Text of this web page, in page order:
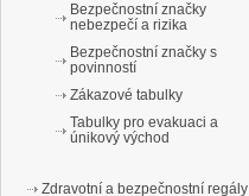
Bezpečnostní značky
nebezpečí a rizika
Bezpečnostní značky s
povinností
Zákazové tabulky
Tabulky pro evakuaci a
únikový východ
Zdravotní a bezpečnostní regály